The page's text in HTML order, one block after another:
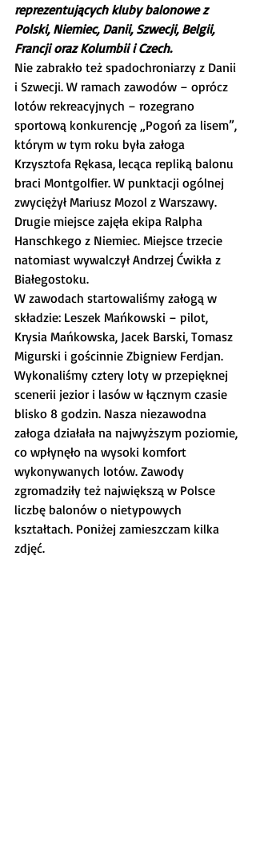
reprezentujących kluby balonowe z
Polski, Niemiec, Danii, Szwecji, Belgii,
Francji oraz Kolumbii i Czech.
Nie zabrakło też spadochroniarzy z Danii
i Szwecji. W ramach zawodów – oprócz
lotów rekreacyjnych – rozegrano
sportową konkurencję „Pogoń za lisem”,
którym w tym roku była załoga
Krzysztofa Rękasa, lecąca repliką balonu
braci Montgolfier. W punktacji ogólnej
zwyciężył Mariusz Mozol z Warszawy.
Drugie miejsce zajęła ekipa Ralpha
Hanschkego z Niemiec. Miejsce trzecie
natomiast wywalczył Andrzej Ćwikła z
Białegostoku.
W zawodach startowaliśmy załogą w
składzie: Leszek Mańkowski – pilot,
Krysia Mańkowska, Jacek Barski, Tomasz
Migurski i gościnnie Zbigniew Ferdjan.
Wykonaliśmy cztery loty w przepięknej
scenerii jezior i lasów w łącznym czasie
blisko 8 godzin. Nasza niezawodna
załoga działała na najwyższym poziomie,
co wpłynęło na wysoki komfort
wykonywanych lotów. Zawody
zgromadziły też największą w Polsce
liczbę balonów o nietypowych
kształtach. Poniżej zamieszczam kilka
zdjęć.